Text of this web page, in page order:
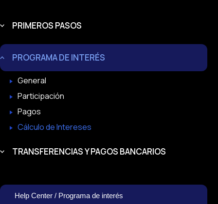
PRIMEROS PASOS
PROGRAMA DE INTERÉS
General
Participación
Pagos
Cálculo de Intereses
TRANSFERENCIAS Y PAGOS BANCARIOS
Help Center / Programa de interés